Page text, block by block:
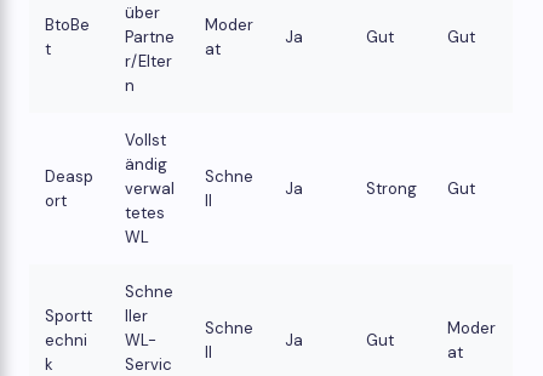
BtoBe
t
über
Partne
r/Elter
n
Moder
at
Ja Gut Gut
Deasp
ort
Vollst
ändig
verwal
tetes
WL
Schne
ll
Ja Strong Gut
Sportt
echni
k
Schne
ller
WL-
Servic
Schne
ll
Ja Gut
Moder
at